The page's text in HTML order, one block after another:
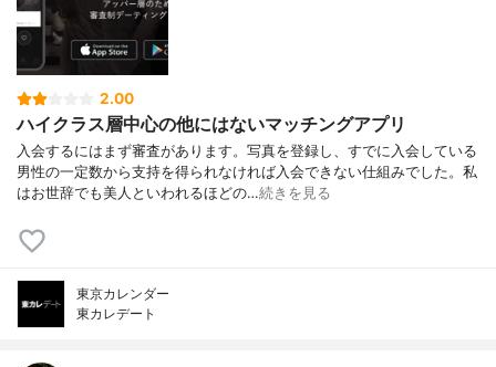
2.00
ハイクラス層中心の他にはないマッチングアプリ
入会するにはまず審査があります。写真を登録し、すでに入会している
男性の一定数から支持を得られなければ入会できない仕組みでした。私
はお世辞でも美人といわれるほどの…続きを見る
東京カレンダー
東カレデート